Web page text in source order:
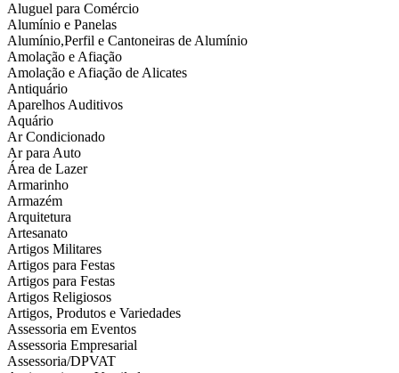
Aluguel para Comércio
Alumínio e Panelas
Alumínio,Perfil e Cantoneiras de Alumínio
Amolação e Afiação
Amolação e Afiação de Alicates
Antiquário
Aparelhos Auditivos
Aquário
Ar Condicionado
Ar para Auto
Área de Lazer
Armarinho
Armazém
Arquitetura
Artesanato
Artigos Militares
Artigos para Festas
Artigos para Festas
Artigos Religiosos
Artigos, Produtos e Variedades
Assessoria em Eventos
Assessoria Empresarial
Assessoria/DPVAT